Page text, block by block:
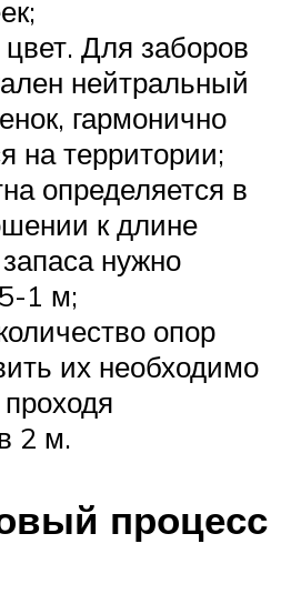
Для заборов
нейтральный
гармонично
на территории;
определяется в
к длине
нужно
1 м;
опор
их необходимо
2 м.
процесс